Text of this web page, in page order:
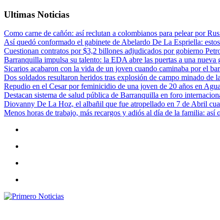
Ultimas Noticias
Como carne de cañón: así reclutan a colombianos para pelear por
Así quedó conformado el gabinete de Abelardo De La Espriella:
Cuestionan contratos por $3,2 billones adjudicados por gobierno
Barranquilla impulsa su talento: la EDA abre las puertas a una nueva
Sicarios acabaron con la vida de un joven cuando caminaba por el
Dos soldados resultaron heridos tras explosión de campo minado de
Repudio en el Cesar por feminicidio de una joven de 20 años en
Destacan sistema de salud pública de Barranquilla en foro
Diovanny De La Hoz, el albañil que fue atropellado en 7 de Abril
Menos horas de trabajo, más recargos y adiós al día de la familia: así